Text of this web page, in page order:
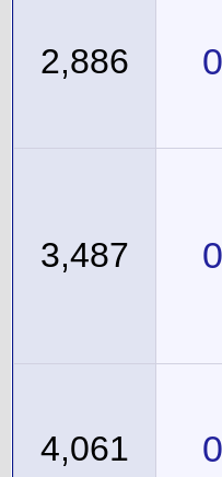
0
2,886
0
3,487
0
4,061